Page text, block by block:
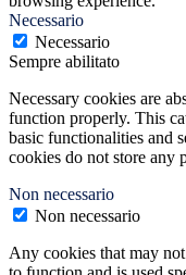
Necessario
Necessario
Sempre abilitato
Necessary cookies are
function properly. This
basic functionalities and
cookies do not store any
Non necessario
Non necessario
Any cookies that may